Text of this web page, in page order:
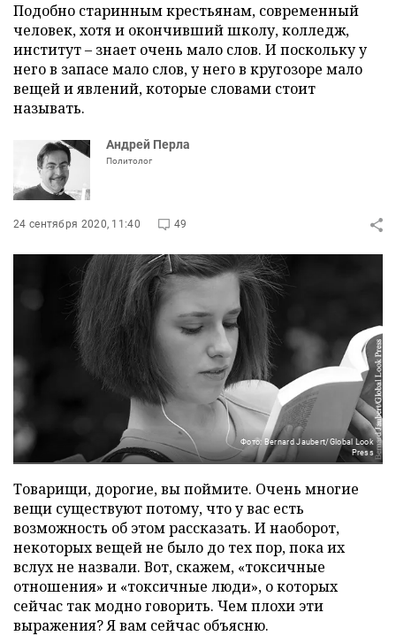
Подобно старинным крестьянам, современный
человек, хотя и окончивший школу, колледж,
институт – знает очень мало слов. И поскольку у
него в запасе мало слов, у него в кругозоре мало
вещей и явлений, которые словами стоит
называть.
Андрей Перла
Политолог
24 сентября 2020, 11:40 49
Фото: Bernard Jaubert/Global Look
Press
Товарищи, дорогие, вы поймите. Очень многие
вещи существуют потому, что у вас есть
возможность об этом рассказать. И наоборот,
некоторых вещей не было до тех пор, пока их
вслух не назвали. Вот, скажем, «токсичные
отношения» и «токсичные люди», о которых
сейчас так модно говорить. Чем плохи эти
выражения? Я вам сейчас объясню.